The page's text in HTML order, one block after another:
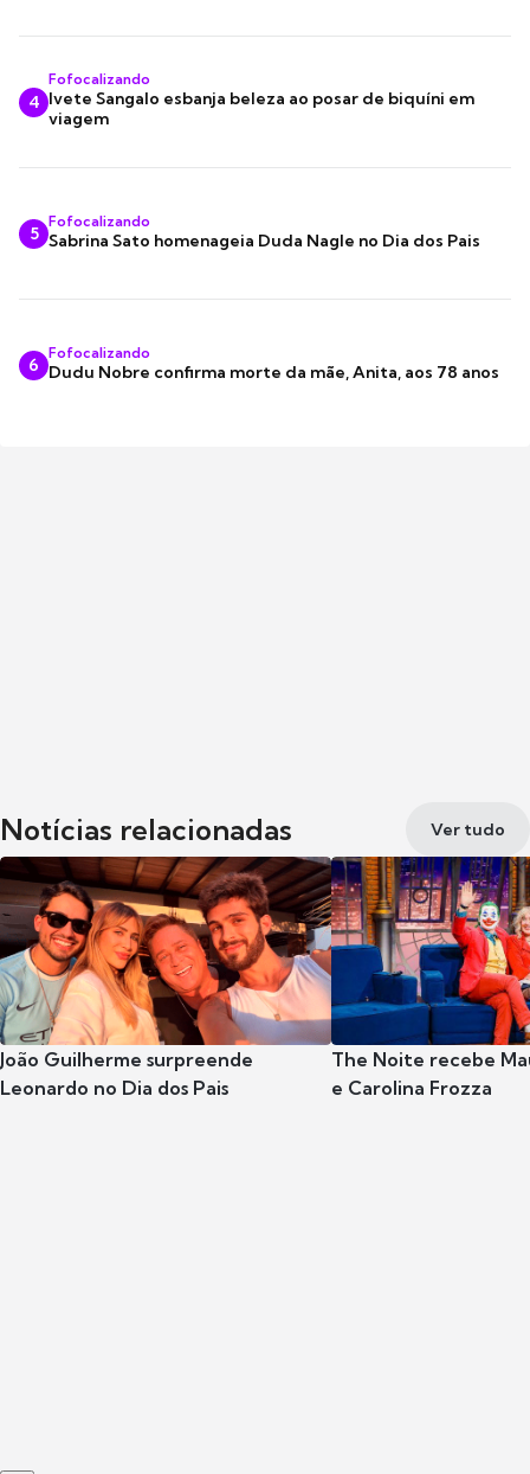
4
Fofocalizando
Ivete Sangalo esbanja beleza ao posar de biquíni em
viagem
5
Fofocalizando
Sabrina Sato homenageia Duda Nagle no Dia dos Pais
6
Fofocalizando
Dudu Nobre confirma morte da mãe, Anita, aos 78 anos
Notícias relacionadas Ver tudo
João Guilherme surpreende
Leonardo no Dia dos Pais
The Noite recebe
e Carolina Frozza